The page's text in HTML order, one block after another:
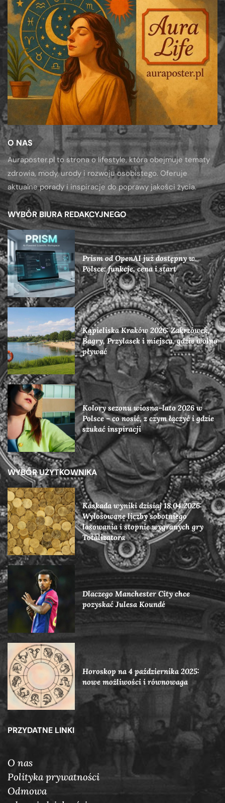
O NAS
Auraposter.pl to strona o lifestyle, która obejmuje tematy
zdrowia, mody, urody i rozwoju osobistego. Oferuje
aktualne porady i inspiracje do poprawy jakości życia.
WYBÓR BIURA REDAKCYJNEGO
Prism od OpenAI już dostępny w
Polsce: funkcje, cena i start
Kąpieliska Kraków 2026: Zakrzówek,
Bagry, Przylasek i miejsca, gdzie wolno
pływać
Kolory sezonu wiosna–lato 2026 w
Polsce – co nosić, z czym łączyć i gdzie
szukać inspiracji
WYBÓR UŻYTKOWNIKA
Kaskada wyniki dzisiaj 18.04.2026:
Wylosowane liczby sobotniego
losowania i stopnie wygranych gry
Totalizatora
Dlaczego Manchester City chce
pozyskać Julesa Koundé
Horoskop na 4 października 2025:
nowe możliwości i równowaga
PRZYDATNE LINKI
O nas
Polityka prywatności
Odmowa